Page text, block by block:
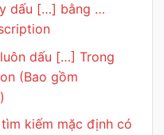
dấu […] bằng …
dấu […] Trong
(Bao gồm
kiếm mặc định có